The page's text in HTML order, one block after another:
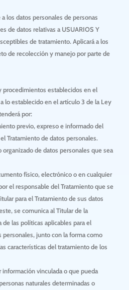
los datos personales de personas
de datos relativas a USUARIOS Y
de tratamiento. Aplicará a los
de recolección y manejo por parte de
procedimientos establecidos en el
lo establecido en el artículo 3 de la Ley
por:
previo, expreso e informado del
Tratamiento de datos personales.
organizado de datos personales que sea
físico, electrónico o en cualquier
el responsable del Tratamiento que se
para el Tratamiento de sus datos
se comunica al Titular de la
las políticas aplicables para el
personales, junto con la forma como
características del tratamiento de los
información vinculada o que pueda
naturales determinadas o